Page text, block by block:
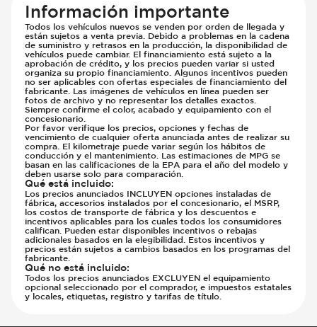
Información importante
Todos los vehículos nuevos se venden por orden de llegada y
están sujetos a venta previa. Debido a problemas en la cadena
de suministro y retrasos en la producción, la disponibilidad de
vehículos puede cambiar. El financiamiento está sujeto a la
aprobación de crédito, y los precios pueden variar si usted
organiza su propio financiamiento. Algunos incentivos pueden
no ser aplicables con ofertas especiales de financiamiento del
fabricante. Las imágenes de vehículos en línea pueden ser
fotos de archivo y no representar los detalles exactos.
Siempre confirme el color, acabado y equipamiento con el
concesionario.
Por favor verifique los precios, opciones y fechas de
vencimiento de cualquier oferta anunciada antes de realizar su
compra. El kilometraje puede variar según los hábitos de
conducción y el mantenimiento. Las estimaciones de MPG se
basan en las calificaciones de la EPA para el año del modelo y
deben usarse solo para comparación.
Qué está incluido:
Los precios anunciados INCLUYEN opciones instaladas de
fábrica, accesorios instalados por el concesionario, el MSRP,
los costos de transporte de fábrica y los descuentos e
incentivos aplicables para los cuales todos los consumidores
califican. Pueden estar disponibles incentivos o rebajas
adicionales basados en la elegibilidad. Estos incentivos y
precios están sujetos a cambios basados en los programas del
fabricante.
Qué no está incluido:
Todos los precios anunciados EXCLUYEN el equipamiento
opcional seleccionado por el comprador, e impuestos estatales
y locales, etiquetas, registro y tarifas de título.